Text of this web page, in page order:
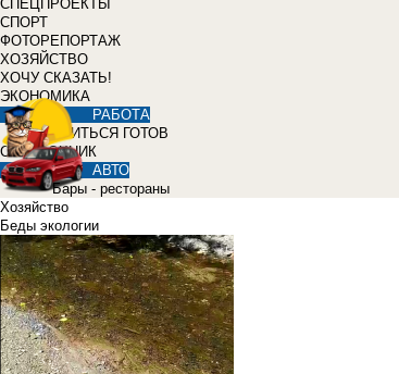
СПЕЦПРОЕКТЫ
СПОРТ
ФОТОРЕПОРТАЖ
ХОЗЯЙСТВО
ХОЧУ СКАЗАТЬ!
ЭКОНОМИКА
РАБОТА
УЧИТЬСЯ ГОТОВ
СПРАВОЧНИК
АВТО
Бары - рестораны
Хозяйство
Беды экологии